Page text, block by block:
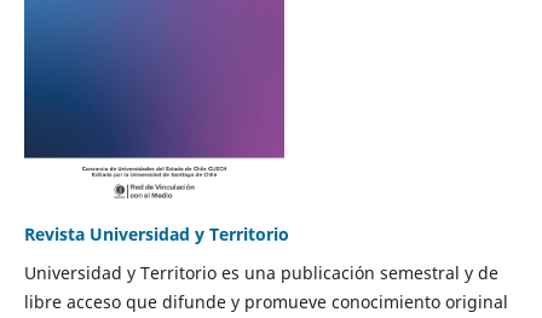
Revista Universidad y Territorio
Universidad y Territorio es una publicación semestral y de
libre acceso que difunde y promueve conocimiento original